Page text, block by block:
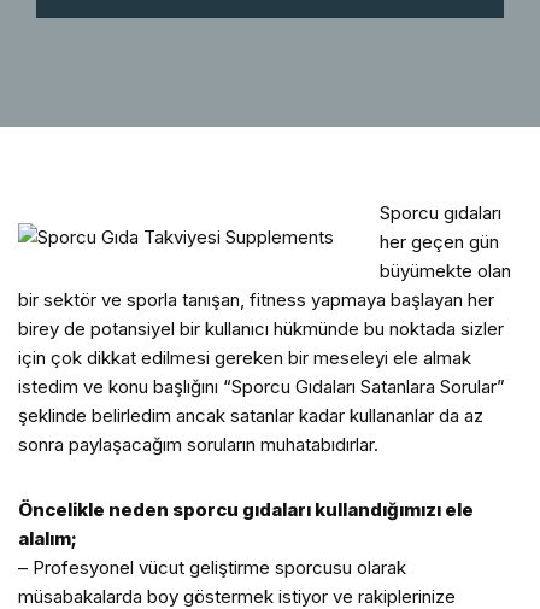
Sporcu gıdaları
her geçen gün
büyümekte olan
bir sektör ve sporla tanışan, fitness yapmaya başlayan her
birey de potansiyel bir kullanıcı hükmünde bu noktada sizler
için çok dikkat edilmesi gereken bir meseleyi ele almak
istedim ve konu başlığını “Sporcu Gıdaları Satanlara Sorular”
şeklinde belirledim ancak satanlar kadar kullananlar da az
sonra paylaşacağım soruların muhatabıdırlar.
Öncelikle neden sporcu gıdaları kullandığımızı ele
alalım;
– Profesyonel vücut geliştirme sporcusu olarak
müsabakalarda boy göstermek istiyor ve rakiplerinize